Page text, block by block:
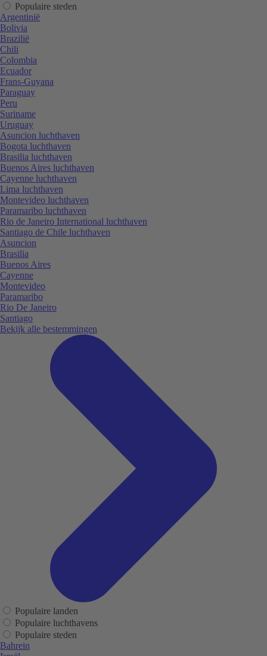
Populaire steden
Argentinië
Bolivia
Brazilië
Chili
Colombia
Ecuador
Frans-Guyana
Paraguay
Peru
Suriname
Uruguay
Asuncion luchthaven
Bogota luchthaven
Brasilia luchthaven
Buenos Aires luchthaven
Cayenne luchthaven
Lima luchthaven
Montevideo luchthaven
Paramaribo luchthaven
Rio de Janeiro International luchthaven
Santiago de Chile luchthaven
Asuncion
Brasilia
Buenos Aires
Cayenne
Montevideo
Paramaribo
Rio De Janeiro
Santiago
Bekijk alle bestemmingen
Populaire landen
Populaire luchthavens
Populaire steden
Bahrein